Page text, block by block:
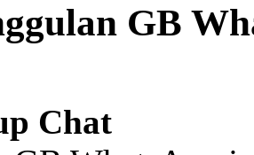
GB
Chat